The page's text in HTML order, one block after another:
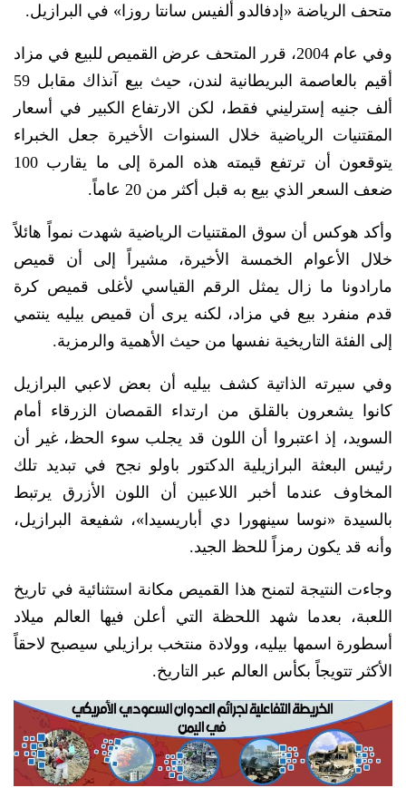
متحف الرياضة «إدفالدو ألفيس سانتا روزا» في البرازيل.
وفي عام 2004، قرر المتحف عرض القميص للبيع في مزاد
أقيم بالعاصمة البريطانية لندن، حيث بيع آنذاك مقابل 59
ألف جنيه إسترليني فقط، لكن الارتفاع الكبير في أسعار
المقتنيات الرياضية خلال السنوات الأخيرة جعل الخبراء
يتوقعون أن ترتفع قيمته هذه المرة إلى ما يقارب 100
ضعف السعر الذي بيع به قبل أكثر من 20 عاماً.
وأكد هوكس أن سوق المقتنيات الرياضية شهدت نمواً هائلاً
خلال الأعوام الخمسة الأخيرة، مشيراً إلى أن قميص
مارادونا ما زال يمثل الرقم القياسي لأغلى قميص كرة
قدم منفرد بيع في مزاد، لكنه يرى أن قميص بيليه ينتمي
إلى الفئة التاريخية نفسها من حيث الأهمية والرمزية.
وفي سيرته الذاتية كشف بيليه أن بعض لاعبي البرازيل
كانوا يشعرون بالقلق من ارتداء القمصان الزرقاء أمام
السويد، إذ اعتبروا أن اللون قد يجلب سوء الحظ، غير أن
رئيس البعثة البرازيلية الدكتور باولو نجح في تبديد تلك
المخاوف عندما أخبر اللاعبين أن اللون الأزرق يرتبط
بالسيدة «نوسا سينهورا دي أباريسيدا»، شفيعة البرازيل،
وأنه قد يكون رمزاً للحظ الجيد.
وجاءت النتيجة لتمنح هذا القميص مكانة استثنائية في تاريخ
اللعبة، بعدما شهد اللحظة التي أعلن فيها العالم ميلاد
أسطورة اسمها بيليه، وولادة منتخب برازيلي سيصبح لاحقاً
الأكثر تتويجاً بكأس العالم عبر التاريخ.